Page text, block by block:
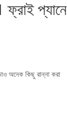
ফ্রাই প্যানে
অনেক কিছু রান্না করা